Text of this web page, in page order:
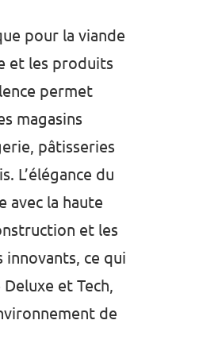
pour la viande
et les produits
permet
magasins
pâtisseries
L’élégance du
avec la haute
et les
innovants, ce qui
et Tech,
de